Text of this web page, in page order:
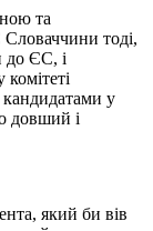
та
тоді,
до ЄС, і
кандидатами у
довший і
який би вів